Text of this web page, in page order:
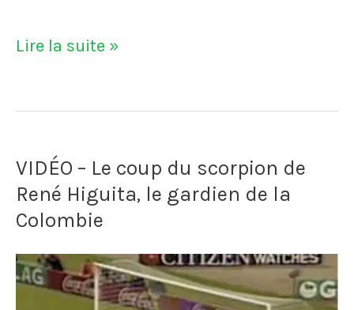
VIDÉO
Chris
est
pris
le
chanteur
Lire la suite »
VIDÉO – Le coup du scorpion de
René Higuita, le gardien de la
Colombie